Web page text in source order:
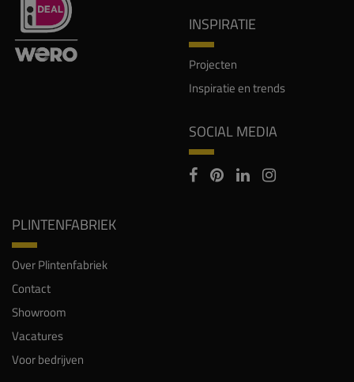
INSPIRATIE
Projecten
Inspiratie en trends
SOCIAL MEDIA
PLINTENFABRIEK
Over Plintenfabriek
Contact
Showroom
Vacatures
Voor bedrijven